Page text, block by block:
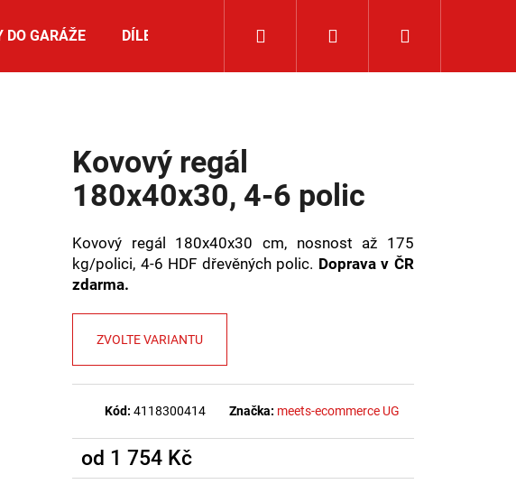
DO GARÁŽE DÍLENSKÉ NÁŘADÍ ROHOVÉ REGÁLY
Přihlášení
Kovový regál
180x40x30, 4-6 polic
Kovový regál 180x40x30 cm, nosnost až 175
kg/polici, 4-6 HDF dřevěných polic. Doprava v ČR
zdarma.
ZVOLTE VARIANTU
Kód: 4118300414 Značka: meets-ecommerce UG
od 1 754 Kč
Měrná